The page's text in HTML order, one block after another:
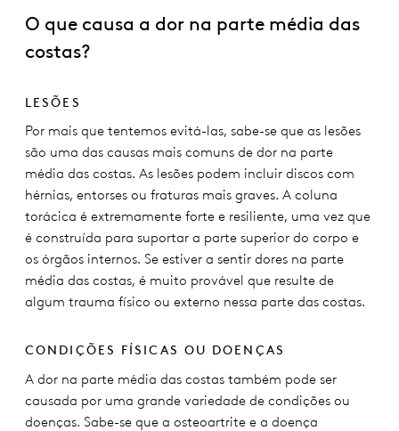
O que causa a dor na parte média das
costas?
LESÕES
Por mais que tentemos evitá-las, sabe-se que as lesões
são uma das causas mais comuns de dor na parte
média das costas. As lesões podem incluir discos com
hérnias, entorses ou fraturas mais graves. A coluna
torácica é extremamente forte e resiliente, uma vez que
é construída para suportar a parte superior do corpo e
os órgãos internos. Se estiver a sentir dores na parte
média das costas, é muito provável que resulte de
algum trauma físico ou externo nessa parte das costas.
CONDIÇÕES FÍSICAS OU DOENÇAS
A dor na parte média das costas também pode ser
causada por uma grande variedade de condições ou
doenças. Sabe-se que a osteoartrite e a doença